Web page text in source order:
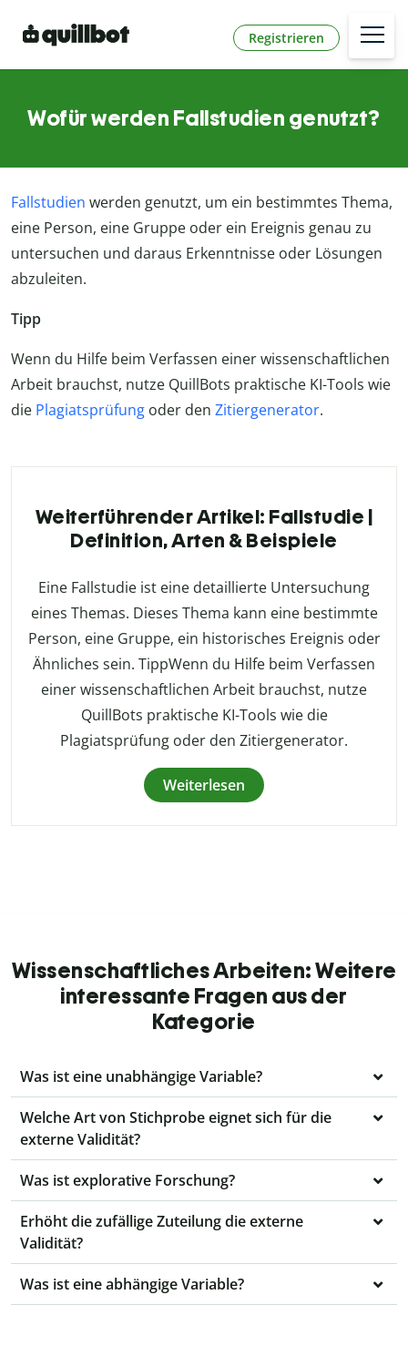
Registrieren
Wofür werden Fallstudien genutzt?
Fallstudien werden genutzt, um ein bestimmtes Thema,
eine Person, eine Gruppe oder ein Ereignis genau zu
untersuchen und daraus Erkenntnisse oder Lösungen
abzuleiten.
Tipp
Wenn du Hilfe beim Verfassen einer wissenschaftlichen
Arbeit brauchst, nutze QuillBots praktische KI-Tools wie
die Plagiatsprüfung oder den Zitiergenerator.
Weiterführender Artikel: Fallstudie |
Definition, Arten & Beispiele
Eine Fallstudie ist eine detaillierte Untersuchung
eines Themas. Dieses Thema kann eine bestimmte
Person, eine Gruppe, ein historisches Ereignis oder
Ähnliches sein. TippWenn du Hilfe beim Verfassen
einer wissenschaftlichen Arbeit brauchst, nutze
QuillBots praktische KI-Tools wie die
Plagiatsprüfung oder den Zitiergenerator.
Weiterlesen
Wissenschaftliches Arbeiten: Weitere
interessante Fragen aus der
Kategorie
Was ist eine unabhängige Variable?
Welche Art von Stichprobe eignet sich für die
externe Validität?
Was ist explorative Forschung?
Erhöht die zufällige Zuteilung die externe
Validität?
Was ist eine abhängige Variable?